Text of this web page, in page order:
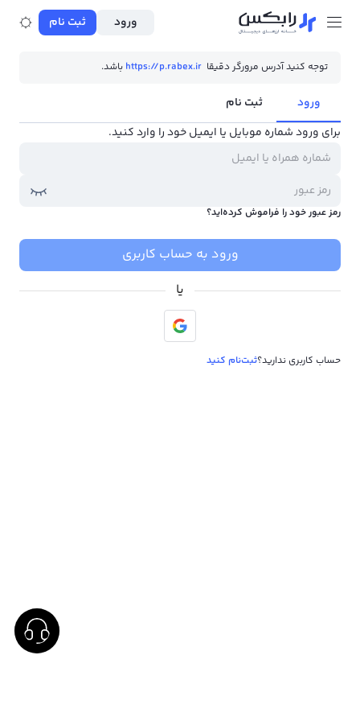
ثبت نام ورود
توجه کنید آدرس مرورگر دقیقا https://p.rabex.ir باشد.
ورود
ثبت نام
برای ورود شماره موبایل یا ایمیل خود را وارد کنید.
رمز عبور خود را فراموش کرده‌اید؟
ورود به حساب کاربری
یا
حساب کاربری ندارید؟ثبت‌نام کنید